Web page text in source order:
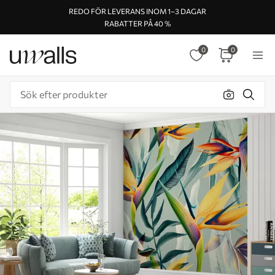
REDO FÖR LEVERANS INOM 1–3 DAGAR
RABATTER PÅ 40 %
0 0